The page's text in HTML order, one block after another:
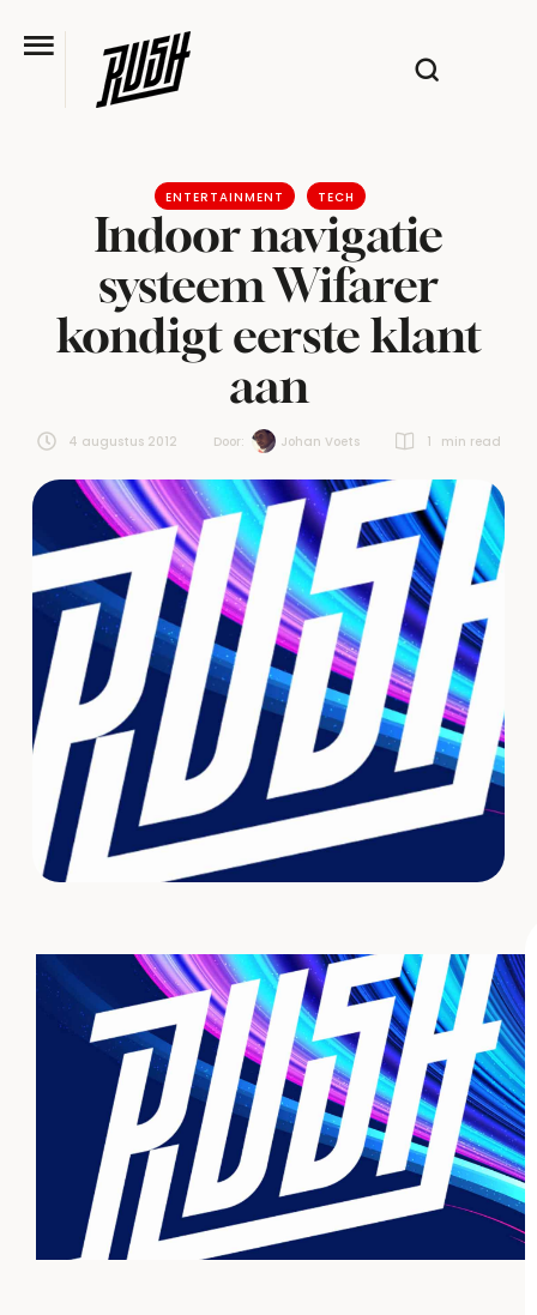
ENTERTAINMENT TECH
Indoor navigatie
systeem Wifarer
kondigt eerste klant
aan
4 augustus 2012 Door: Johan Voets 1 min read